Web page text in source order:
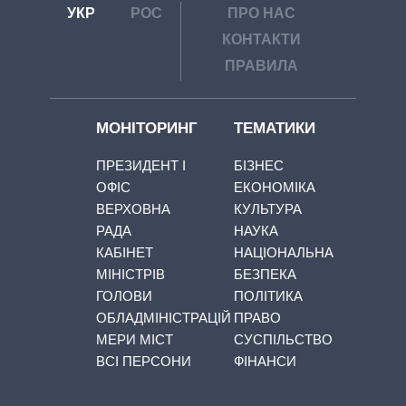
УКР РОС
ПРО НАС
КОНТАКТИ
ПРАВИЛА
МОНІТОРИНГ
ПРЕЗИДЕНТ І
ОФІС
ВЕРХОВНА
РАДА
КАБІНЕТ
МІНІСТРІВ
ГОЛОВИ
ОБЛАДМІНІСТРАЦІЙ
МЕРИ МІСТ
ВСІ ПЕРСОНИ
ТЕМАТИКИ
БІЗНЕС
ЕКОНОМІКА
КУЛЬТУРА
НАУКА
НАЦІОНАЛЬНА
БЕЗПЕКА
ПОЛІТИКА
ПРАВО
СУСПІЛЬСТВО
ФІНАНСИ